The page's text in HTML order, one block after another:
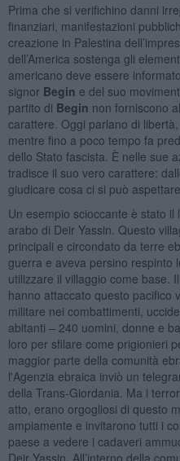
Prima che si verifichino danni
finanziari, manifestazioni
creazione in Palestina
dell’America sostenga gli
americano deve essere
signor Begin e del suo
partito di Begin non forniscono
carattere. Oggi parlano di
mentre fino a poco tempo fa
dello Stato fascista. È nelle sue
tradisce il suo vero carattere;
giudicare cosa ci si può
Un esempio scioccante è stato
arabo di Deir Yassin. Questo
principali e circondato da terre
guerra e aveva persino respinto
utilizzare il villaggio come base.
hanno attaccato questo pacifico
militare nei combattimenti,
abitanti – 240 uomini, donne e
loro per sfilare come prigionieri
maggior parte della comunità
l'Agenzia ebraica inviò un
della Trans-Giordania. Ma i
atto, erano orgogliosi di questo
ampiamente e invitarono tutti i
paese a vedere i cadaveri
Deir Yassin. All’interno della